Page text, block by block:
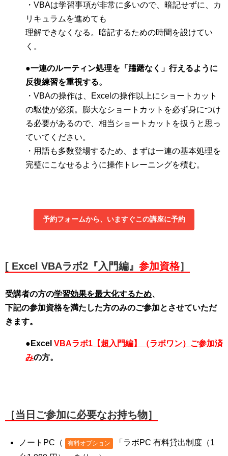
・VBAは学習事項が非常に多いので、暗記せずに、カ
リキュラムを進めても
理解できなくなる。暗記するための時間を設けてい
く。
●一連のルーティン処理を「躊躇なく」行えるように
反復練習を重視する。
・VBAの操作は、Excelの操作以上にショートカット
の駆使が必須。膨大なショートカットを必ず身につけ
る必要があるので、相当ショートカットを扱うと思っ
ていてください。
・用語も多数登場するため、まずは一連の基本処理を
完璧にこなせるように操作トレーニングを積む。
予約フォームから、いますぐこの講座に予約
[ Excel VBAラボ2『入門編』 参加資格］
受講者の方の学習効果を最大化するため、
下記の参加資格を満たした方のみのご参加とさせていただ
きます。
●Excel VBAラボ1【超入門編】（ラボワン）ご参加済
みの方。
［当日ご参加に必要なお持ち物］
ノートPC（ 有料オプション
「ラボPC 有料貸出制度（1